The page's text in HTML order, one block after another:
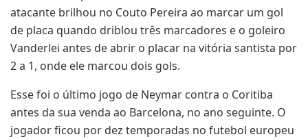
atacante brilhou no Couto Pereira ao marcar um gol
de placa quando driblou três marcadores e o goleiro
Vanderlei antes de abrir o placar na vitória santista por
2 a 1, onde ele marcou dois gols.
Esse foi o último jogo de Neymar contra o Coritiba
antes da sua venda ao Barcelona, no ano seguinte. O
jogador ficou por dez temporadas no futebol europeu